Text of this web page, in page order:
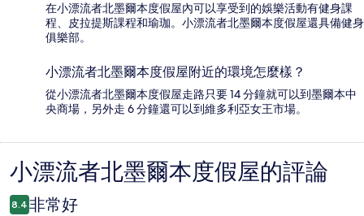
在小漂流者北墨爾本度假屋內可以享受到的娛樂活動有健身課
程、皮拉提斯課程和瑜珈。小漂流者北墨爾本度假屋還具備健身
俱樂部。
小漂流者北墨爾本度假屋附近的環境怎麼樣？
從小漂流者北墨爾本度假屋走路只要 14 分鐘就可以到墨爾本中
央商場，另外走 6 分鐘還可以到維多利亞女王市場。
評
論
小漂流者北墨爾本度假屋的評論
8.4 非常好